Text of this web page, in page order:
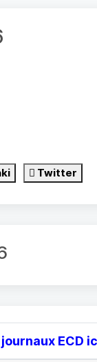
Twitter
ECD